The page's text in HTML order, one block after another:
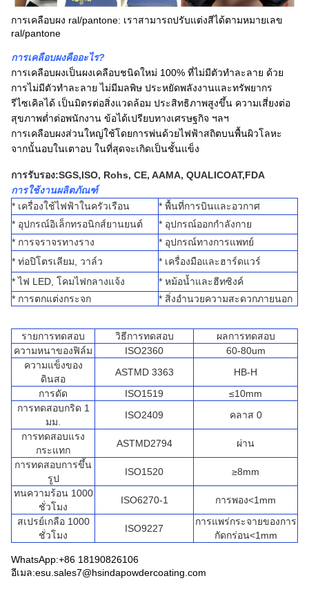
การเคลือบผง ral/pantone: เราสามารถปรับแต่งสีได้ตามหมายเลข
ral/pantone
การเคลือบผงคืออะไร?
การเคลือบผงเป็นผงเคลือบชนิดใหม่ 100% ที่ไม่มีตัวทำละลาย ด้วย
การไม่มีตัวทำละลาย ไม่มีมลพิษ ประหยัดพลังงานและทรัพยากร
รีไซเคิลได้ เป็นมิตรต่อสิ่งแวดล้อม ประสิทธิภาพสูงขึ้น ความเสี่ยงต่อ
สุขภาพต่ำต่อพนักงาน ข้อได้เปรียบทางเศรษฐกิจ ฯลฯ
การเคลือบผงส่วนใหญ่ใช้โดยการพ่นด้วยไฟฟ้าสถิตบนพื้นผิวโลหะ
จากนั้นอบในเตาอบ ในที่สุดจะเกิดเป็นชั้นแข็ง
การรับรอง:SGS,ISO, Rohs, CE, AAMA, QUALICOAT,FDA
การใช้งานผลิตภัณฑ์
* เครื่องใช้ไฟฟ้าในครัวเรือน
* พื้นที่การบินและอวกาศ
* อุปกรณ์อิเล็กทรอนิกส์ยานยนต์
* อุปกรณ์ออกกำลังกาย
* การจราจรทางราง
* อุปกรณ์ทางการแพทย์
* ท่อปิโตรเลียม, วาล์ว
* เครื่องมือและฮาร์ดแวร์
* ไฟ LED, โคมไฟกลางแจ้ง
* หม้อน้ำและฮีทซิงค์
* การตกแต่งกระจก
* สิ่งอำนวยความสะดวกภายนอก
รายการทดสอบ วิธีการทดสอบ
ผลการทดสอบ
ความหนาของฟิล์ม
ISO2360
60-80um
ความแข็งของ
ดินสอ
ASTMD 3363
HB-H
การดัด
ISO1519
≤10mm
การทดสอบกริด 1
มม.
ISO2409
คลาส 0
การทดสอบแรง
กระแทก
ASTMD2794
ผ่าน
การทดสอบการขึ้น
รูป
ISO1520
≥8mm
ทนความร้อน 1000
ชั่วโมง
ISO6270-1
การพอง<1mm
สเปรย์เกลือ 1000
ชั่วโมง
ISO9227
การแพร่กระจายของการ
กัดกร่อน<1mm
WhatsApp:+86 18190826106
อีเมล:esu.sales7@hsindapowdercoating.com